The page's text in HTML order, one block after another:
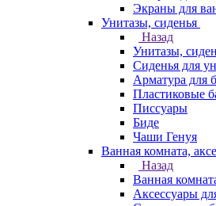
Экраны для
Унитазы, сиденья
Назад
Унитазы,
Сиденья для
Арматура для
Пластиковые
Писсуары
Биде
Чаши Генуя
Ванная комната,
Назад
Ванная
Аксессуары